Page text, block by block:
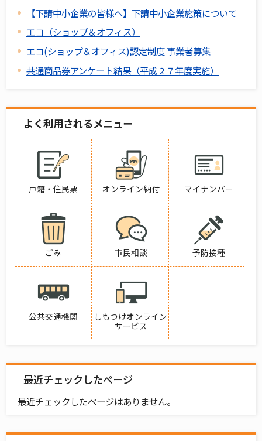
【下請中小企業の皆様へ】下請中小企業施策について
エコ（ショップ＆オフィス）
エコ(ショップ＆オフィス)認定制度 事業者募集
共通商品券アンケート結果（平成２７年度実施）
よく利用されるメニュー
戸籍・住民票 オンライン納付 マイナンバー
ごみ 市民相談 予防接種
公共交通機関
しもつけオンライン
サービス
最近チェックしたページ
最近チェックしたページはありません。